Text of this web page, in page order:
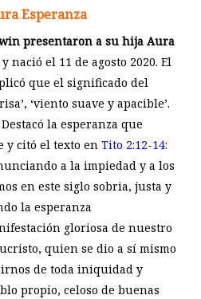
Esperanza
presentaron a su hija Aura
nació el 11 de agosto 2020. El
que el significado del
‘viento suave y apacible’.
la esperanza que
y citó el texto en Tito 2:12-14:
a la impiedad y a los
en este siglo sobria, justa y
la esperanza
gloriosa de nuestro
quien se dio a sí mismo
de toda iniquidad y
propio, celoso de buenas